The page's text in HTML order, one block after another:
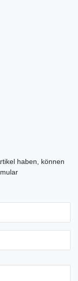
haben, können